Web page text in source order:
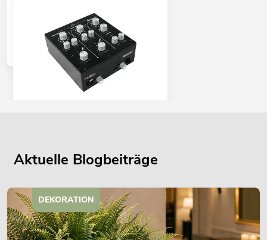
Aktuelle Blogbeiträge
DEKORATION